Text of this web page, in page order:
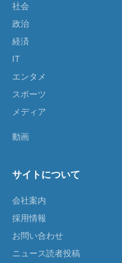
社会
政治
経済
IT
エンタメ
スポーツ
メディア
動画
サイトについて
会社案内
採用情報
お問い合わせ
ニュース読者投稿